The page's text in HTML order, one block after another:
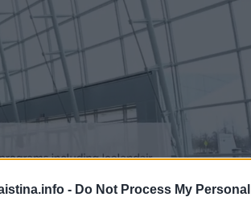
- Do Not Process My